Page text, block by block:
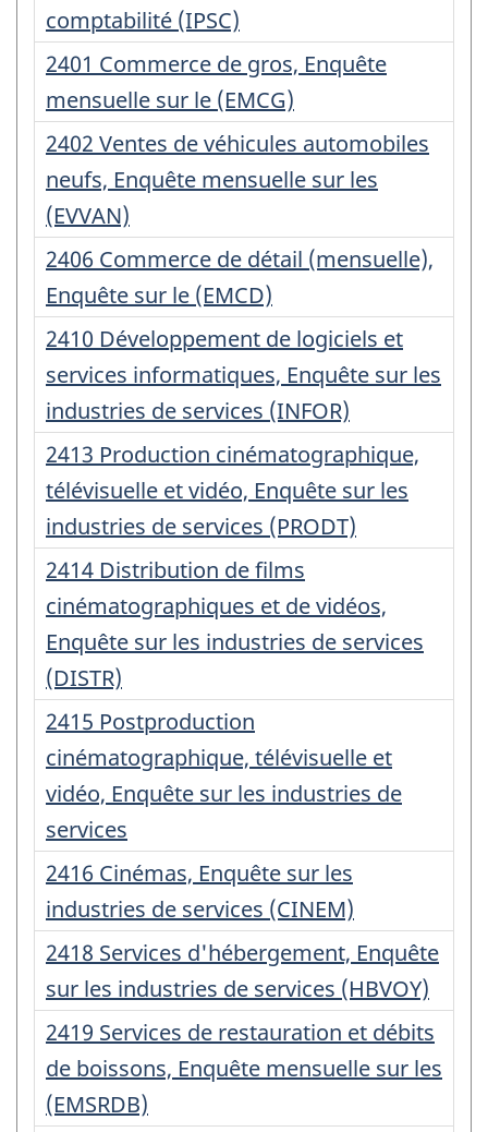
d'enregistrement
:
comptabilité (IPSC)
Numéro
d'enregistrement
:
2401 Commerce de gros, Enquête
mensuelle sur le (EMCG)
Numéro
d'enregistrement
:
2402 Ventes de véhicules automobiles
neufs, Enquête mensuelle sur les
(EVVAN)
Numéro
d'enregistrement
:
2406 Commerce de détail (mensuelle),
Enquête sur le (EMCD)
Numéro
d'enregistrement
:
2410 Développement de logiciels et
services informatiques, Enquête sur les
industries de services (INFOR)
Numéro
d'enregistrement
:
2413 Production cinématographique,
télévisuelle et vidéo, Enquête sur les
industries de services (PRODT)
Numéro
d'enregistrement
:
2414 Distribution de films
cinématographiques et de vidéos,
Enquête sur les industries de services
(DISTR)
Numéro
d'enregistrement
:
2415 Postproduction
cinématographique, télévisuelle et
vidéo, Enquête sur les industries de
services
Numéro
d'enregistrement
:
2416 Cinémas, Enquête sur les
industries de services (CINEM)
Numéro
d'enregistrement
:
2418 Services d'hébergement, Enquête
sur les industries de services (HBVOY)
Numéro
d'enregistrement
:
2419 Services de restauration et débits
de boissons, Enquête mensuelle sur les
(EMSRDB)